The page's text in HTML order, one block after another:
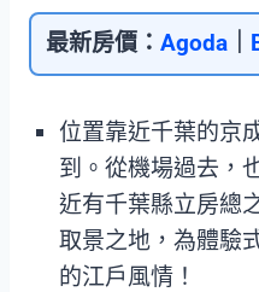
最新房價： Agoda｜
位置靠近千葉的京
到。從機場過去，
近有千葉縣立房總
取景之地，為體驗
的江戶風情！